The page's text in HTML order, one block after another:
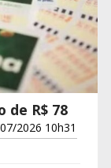
de R$ 78
2026 10h31